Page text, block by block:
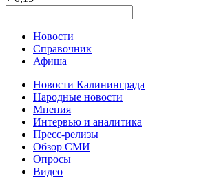
Новости
Справочник
Афиша
Новости Калининграда
Народные новости
Мнения
Интервью и аналитика
Пресс-релизы
Обзор СМИ
Опросы
Видео